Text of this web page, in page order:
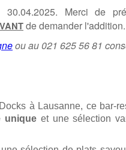
30.04.2025. Merci de
de demander l'addition.
ou au 021 625 56 81
à Lausanne, ce bar-
uniqueet une sélection